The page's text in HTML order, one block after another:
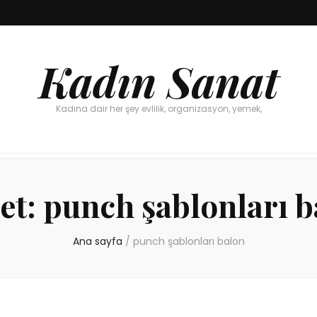
Kadın Sanat
Kadına dair her şey evlilik, organizasyon, yemek,
punch şablonları
Ana sayfa / punch şablonları balon